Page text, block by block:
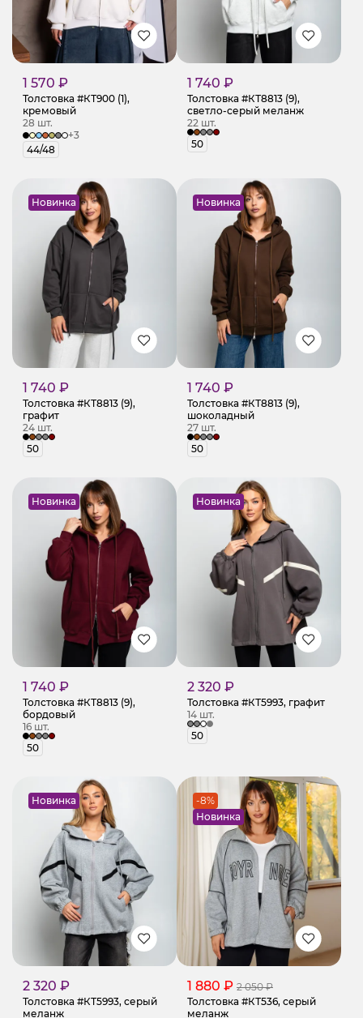
1 570 ₽
Толстовка #КТ900 (1),
кремовый
28 шт.
+3
44/48
1 740 ₽
Толстовка #КТ8813 (9),
светло-серый меланж
22 шт.
50
Новинка
1 740 ₽
Толстовка #КТ8813 (9),
графит
24 шт.
50
Новинка
1 740 ₽
Толстовка #КТ8813 (9),
шоколадный
27 шт.
50
Новинка
1 740 ₽
Толстовка #КТ8813 (9),
бордовый
16 шт.
50
Новинка
2 320 ₽
Толстовка #КТ5993, графит
14 шт.
50
Новинка
2 320 ₽
Толстовка #КТ5993, серый
меланж
-8%
Новинка
1 880 ₽ 2 050 ₽
Толстовка #КТ536, серый
меланж